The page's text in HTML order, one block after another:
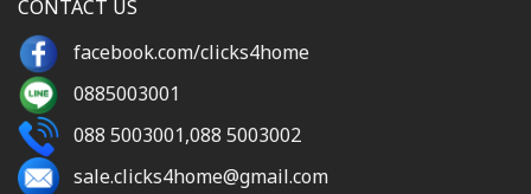
CONTACT US
facebook.com/clicks4home
0885003001
088 5003001,088 5003002
sale.clicks4home@gmail.com